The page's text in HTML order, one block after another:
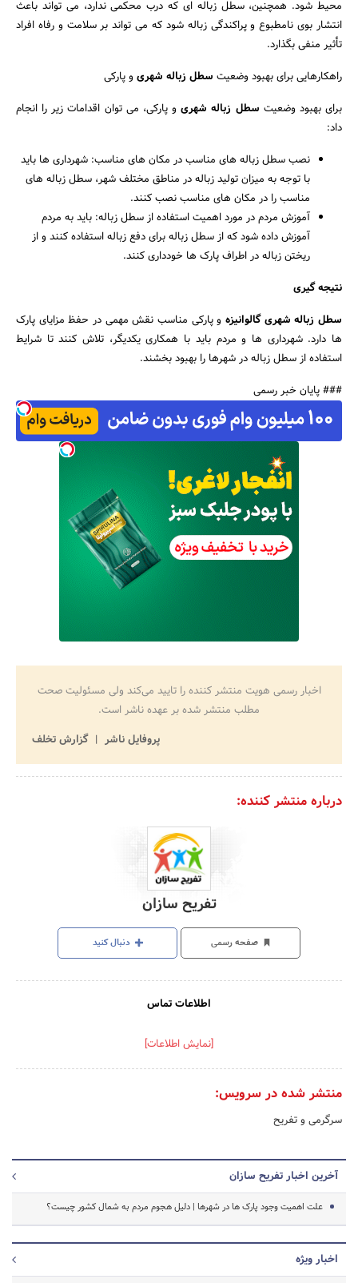
محیط شود. همچنین، سطل زباله ای که درب محکمی ندارد، می تواند باعث
انتشار بوی نامطبوع و پراکندگی زباله شود که می تواند بر سلامت و رفاه افراد
تأثیر منفی بگذارد.
راهکارهایی برای بهبود وضعیت سطل زباله شهریو پارکی
برای بهبود وضعیت سطل زباله شهریو پارکی، می توان اقدامات زیر را انجام
داد:
نصب سطل زباله های مناسب در مکان های مناسب: شهرداری ها باید
با توجه به میزان تولید زباله در مناطق مختلف شهر، سطل زباله های
مناسب را در مکان های مناسب نصب کنند.
آموزش مردم در مورد اهمیت استفاده از سطل زباله: باید به مردم
آموزش داده شود که از سطل زباله برای دفع زباله استفاده کنند و از
ریختن زباله در اطراف پارک ها خودداری کنند.
نتیجه گیری
سطل زباله شهری گالوانیزه و پارکی مناسب نقش مهمی در حفظ مزایای پارک
ها دارد. شهرداری ها و مردم باید با همکاری یکدیگر، تلاش کنند تا شرایط
استفاده از سطل زباله در شهرها را بهبود بخشند.
### پایان خبر رسمی
اخبار رسمی هویت منتشر کننده را تایید می‌کند ولی مسئولیت صحت
مطلب منتشر شده بر عهده ناشر است.
پروفایل ناشر
گزارش تخلف
درباره منتشر کننده:
تفریح سازان
صفحه رسمی دنبال کنید
اطلاعات تماس
[نمایش اطلاعات]
منتشر شده در سرویس:
سرگرمی و تفریح
آخرین اخبار تفریح سازان
علت اهمیت وجود پارک ها در شهرها | دلیل هجوم مردم به شمال کشور چیست؟
اخبار ویژه